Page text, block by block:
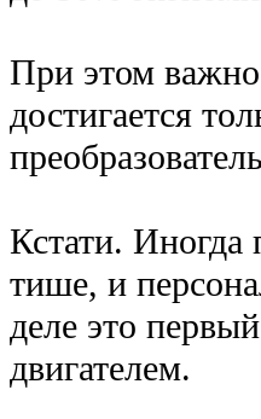
При этом
достигается
Кстати. Иногда
тише, и
деле это
двигателем.